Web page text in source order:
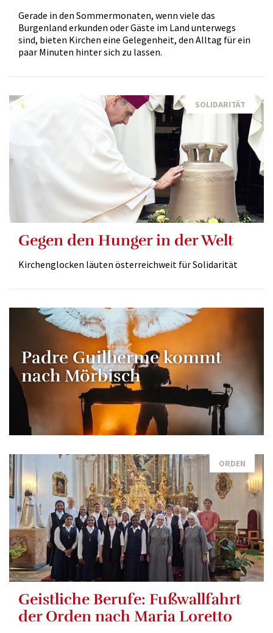
Gerade in den Sommermonaten, wenn viele das
Burgenland erkunden oder Gäste im Land unterwegs
sind, bieten Kirchen eine Gelegenheit, den Alltag für ein
paar Minuten hinter sich zu lassen.
SOLIDARITÄT
Gegen den Hunger in der Welt
Kirchenglocken läuten österreichweit für Solidarität
Padre Guilherme kommt
nach Mörbisch
ORDEN
Geistliche Berufe: Fußwallfahrt
der Orden nach Maria Loretto